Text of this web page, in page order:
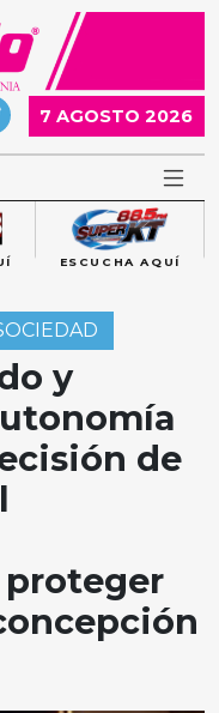
7 AGOSTO 2026
ESCUCHA AQUÍ
y
de